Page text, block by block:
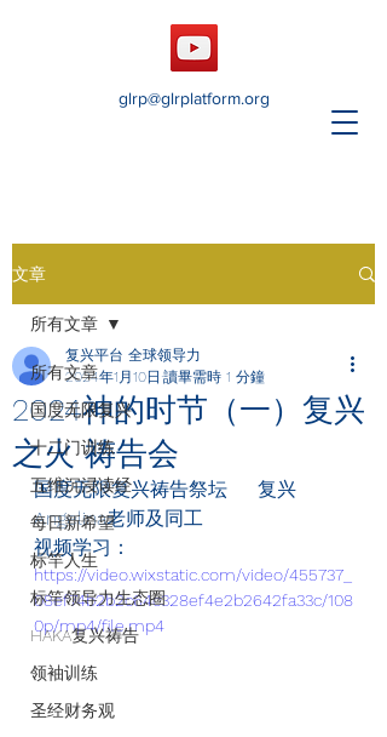
glrp@glrplatform.org
文章
所有文章
国度无限复兴
十二门训练
五维沉浸读经
每日新希望
标竿人生
标竿领导力生态圈
HAKA复兴祷告
领袖训练
圣经财务观
所有文章
2024神的时节（一）复兴
之火 祷告会
复兴平台 全球领导力
2024年1月10日 讀畢需時 1 分鐘
国度无限复兴祷告祭坛     复兴
Angelina老师及同工
视频学习：
https://video.wixstatic.com/video/455737_
08ef74b2b2c64c328ef4e2b2642fa33c/108
0p/mp4/file.mp4